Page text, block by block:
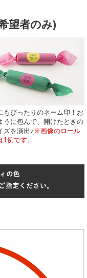
望者のみ)
もぴったりのネーム印！お
うに包んで、開けたときの
ズを演出♪ ※画像のロール
1例です。